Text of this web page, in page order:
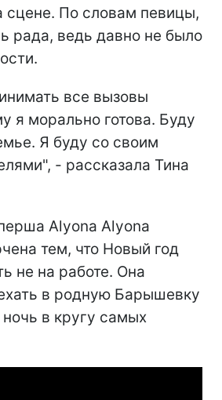
сцене. По словам певицы,
рада, ведь давно не было
все вызовы
я морально готова. Буду
Я буду со своим
- рассказала Тина
Alyona Alyona
тем, что Новый год
не на работе. Она
в родную Барышевку
ночь в кругу самых